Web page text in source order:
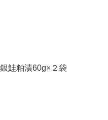
鮭粕漬60g×２袋